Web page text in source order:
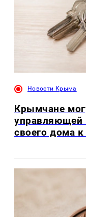
Новости Крыма
Крымчане
управляющей
своего дома